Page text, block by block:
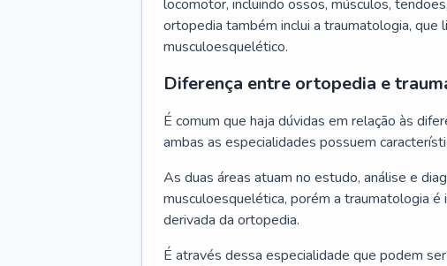
locomotor, incluindo ossos, músculos,
ortopedia também inclui a traumatologia, que
musculoesquelético.
Diferença entre ortopedia e
É comum que haja dúvidas em relação às
ambas as especialidades possuem
As duas áreas atuam no estudo, análise e
musculoesquelética, porém a traumatologia
derivada da ortopedia.
É através dessa especialidade que podem